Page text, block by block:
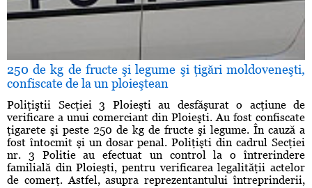
250 de kg de fructe şi legume şi ţigări moldoveneşti,
confiscate de la un ploieştean
Poliţiştii Secţiei 3 Ploieşti au desfăşurat o acţiune de
verificare a unui comerciant din Ploieşti. Au fost confiscate
ţigarete şi peste 250 de kg de fructe şi legume. În cauză a
fost întocmit şi un dosar penal. Poliţişti din cadrul Secţiei
nr. 3 Politie au efectuat un control la o întrerindere
familială din Ploieşti, pentru verificarea legalităţii actelor
de comerţ. Astfel, asupra reprezentantului întreprinderii,